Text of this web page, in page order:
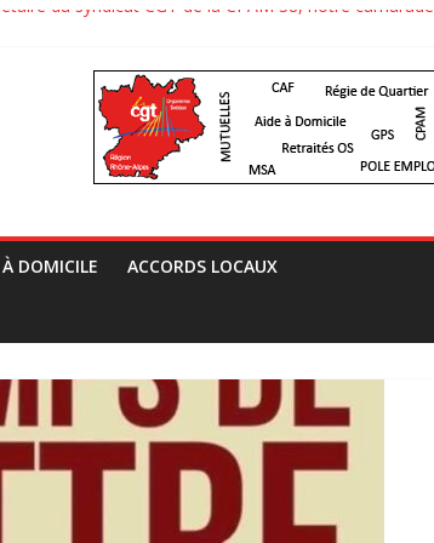
du syndicat CGT de la CPAM 38, notre
la CAF 38 lui a préparé un jolie comité d’accueil,
DOMICILE ACCORDS LOCAUX